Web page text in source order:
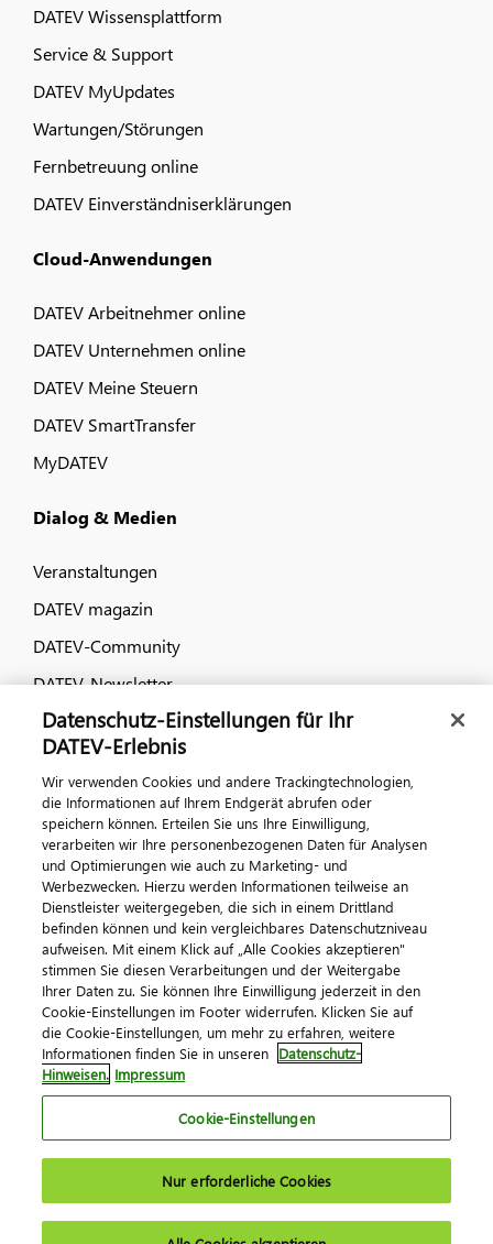
DATEV Wissensplattform
Service & Support
DATEV MyUpdates
Wartungen/Störungen
Fernbetreuung online
DATEV Einverständniserklärungen
Cloud-Anwendungen
DATEV Arbeitnehmer online
DATEV Unternehmen online
DATEV Meine Steuern
DATEV SmartTransfer
MyDATEV
Dialog & Medien
Veranstaltungen
DATEV magazin
DATEV-Community
DATEV-Newsletter
Kontaktieren Sie uns
© 2026 DATEV eG
ImpressumDatenschutzAGB Kontakt
Cookie-Einstellungen
Datenschutz-Einstellungen für Ihr
DATEV-Erlebnis
Wir verwenden Cookies und andere Trackingtechnologien,
die Informationen auf Ihrem Endgerät abrufen oder
speichern können. Erteilen Sie uns Ihre Einwilligung,
verarbeiten wir Ihre personenbezogenen Daten für Analysen
und Optimierungen wie auch zu Marketing- und
Werbezwecken. Hierzu werden Informationen teilweise an
Dienstleister weitergegeben, die sich in einem Drittland
befinden können und kein vergleichbares Datenschutzniveau
aufweisen. Mit einem Klick auf „Alle Cookies akzeptieren"
stimmen Sie diesen Verarbeitungen und der Weitergabe
Ihrer Daten zu. Sie können Ihre Einwilligung jederzeit in den
Cookie-Einstellungen im Footer widerrufen. Klicken Sie auf
die Cookie-Einstellungen, um mehr zu erfahren, weitere
Informationen finden Sie in unseren Datenschutz-
Hinweisen. Impressum
Cookie-Einstellungen
Nur erforderliche Cookies